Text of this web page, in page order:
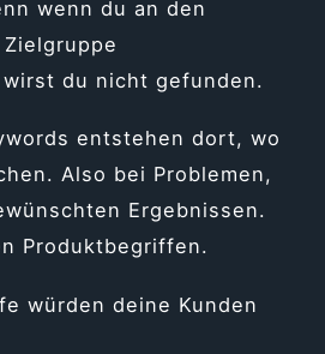
wenn du an den
du nicht gefunden.
entstehen dort, wo
Also bei Problemen,
Ergebnissen.
Produktbegriffen.
würden deine Kunden